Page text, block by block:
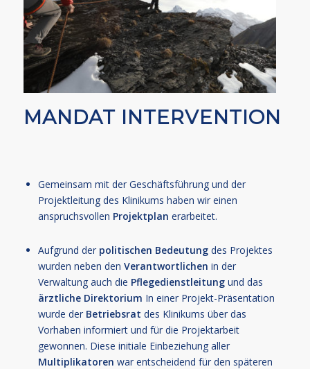
MANDAT INTERVENTION
Gemeinsam mit der Geschäftsführung und der
Projektleitung des Klinikums haben wir einen
anspruchsvollen Projektplan erarbeitet.
Aufgrund der politischen Bedeutungdes Projektes
wurden neben den Verantwortlichen in der
Verwaltung auch die Pflegedienstleitungund das
ärztliche Direktorium In einer Projekt-Präsentation
wurde der Betriebsrat des Klinikums über das
Vorhaben informiert und für die Projektarbeit
gewonnen. Diese initiale Einbeziehung aller
Multiplikatoren war entscheidend für den späteren